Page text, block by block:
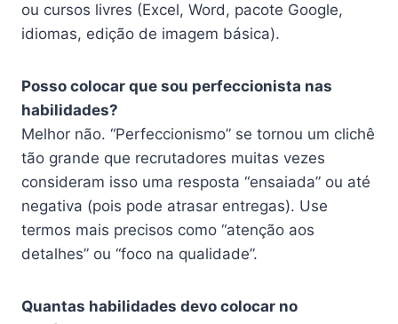
ou cursos livres (Excel, Word, pacote Google,
idiomas, edição de imagem básica).
Posso colocar que sou perfeccionista nas
habilidades?
Melhor não. “Perfeccionismo” se tornou um clichê
tão grande que recrutadores muitas vezes
consideram isso uma resposta “ensaiada” ou até
negativa (pois pode atrasar entregas). Use
termos mais precisos como “atenção aos
detalhes” ou “foco na qualidade”.
Quantas habilidades devo colocar no